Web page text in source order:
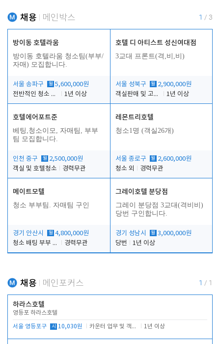
채용 메인박스 1 / 3
방이동 호텔라움
방이동 호텔라움 청소팀(부부/
자매) 모집합니다.
서울 송파구 월 5,600,000원
전반적인 청소 업무(객실청소.객실정리)
1년 이상
호텔 디 아티스트 성신여대점
3교대 프론트(격,비,비)
서울 성북구 월 2,900,000원
객실판매 및 고객응대
1년 이상
호텔에어포트준
베팅,청소이모, 자매팀, 부부
팀 모집합니다.
인천 중구 월 2,500,000원
객실 및 호텔청소
경력무관
레몬트리호텔
청소1명 (객실26개)
서울 종로구 월 2,600,000원
청소 외
경력무관
메이트모텔
청소 부부팀. 자매팀 구인
경기 안산시 월 4,800,000원
청소 배팅 부부 구합니다
경력무관
그레이호텔 분당점
그레이 분당점 3교대(격비비)
당번 구인합니다.
경기 성남시 월 3,000,000원
당번
1년 이상
채용 메인포커스 1 / 1
하라스호텔
영등포 하라스호텔
서울 영등포구 시 10,030원 카운터 업무 및 객실관리(청소상태 확인, 객실판매) 1년 이상